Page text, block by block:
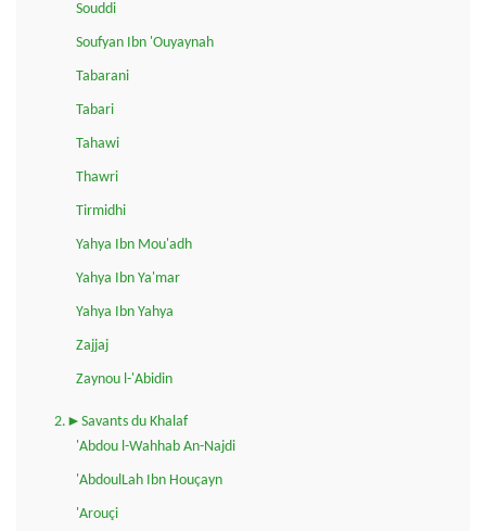
Souddi
Soufyan Ibn 'Ouyaynah
Tabarani
Tabari
Tahawi
Thawri
Tirmidhi
Yahya Ibn Mou'adh
Yahya Ibn Ya'mar
Yahya Ibn Yahya
Zajjaj
Zaynou l-'Abidin
2.►Savants du Khalaf
'Abdou l-Wahhab An-Najdi
'AbdoulLah Ibn Houçayn
'Arouçi